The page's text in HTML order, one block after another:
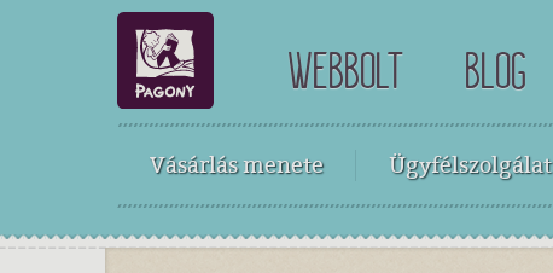
WEBBOLT BLOG
Vásárlás menete Ügyfélszolgálat